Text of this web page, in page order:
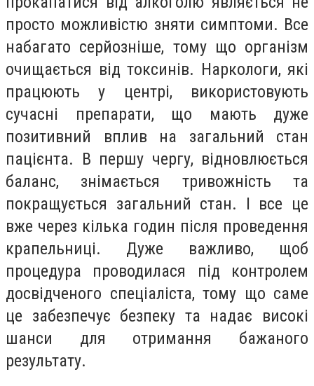
просто можливістю зняти симптоми. Все
набагато серйозніше, тому що організм
очищається від токсинів. Наркологи, які
працюють у центрі, використовують
сучасні препарати, що мають дуже
позитивний вплив на загальний стан
пацієнта. В першу чергу, відновлюється
баланс, знімається тривожність та
покращується загальний стан. І все це
вже через кілька годин після проведення
крапельниці. Дуже важливо, щоб
процедура проводилася під контролем
досвідченого спеціаліста, тому що саме
це забезпечує безпеку та надає високі
шанси для отримання бажаного
результату.